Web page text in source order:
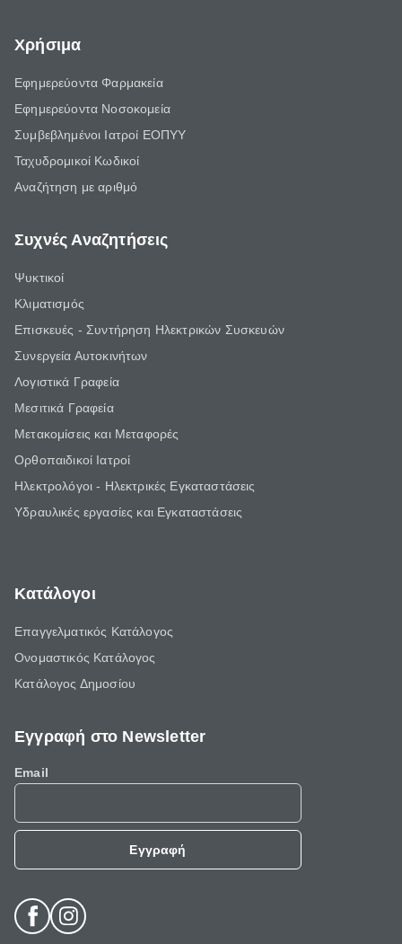
Χρήσιμα
Εφημερεύοντα Φαρμακεία
Εφημερεύοντα Νοσοκομεία
Συμβεβλημένοι Ιατροί ΕΟΠΥΥ
Ταχυδρομικοί Κωδικοί
Αναζήτηση με αριθμό
Συχνές Αναζητήσεις
Ψυκτικοί
Κλιματισμός
Επισκευές - Συντήρηση Ηλεκτρικών Συσκευών
Συνεργεία Αυτοκινήτων
Λογιστικά Γραφεία
Μεσιτικά Γραφεία
Μετακομίσεις και Μεταφορές
Ορθοπαιδικοί Ιατροί
Ηλεκτρολόγοι - Ηλεκτρικές Εγκαταστάσεις
Υδραυλικές εργασίες και Εγκαταστάσεις
Κατάλογοι
Επαγγελματικός Κατάλογος
Ονομαστικός Κατάλογος
Κατάλογος Δημοσίου
Εγγραφή στο Newsletter
Email
Εγγραφή